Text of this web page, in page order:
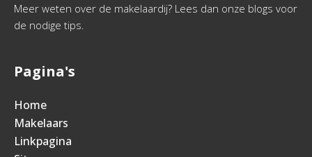
Meer weten over de makelaardij? Lees dan onze blogs voor
de nodige tips.
Pagina's
Home
Makelaars
Linkpagina